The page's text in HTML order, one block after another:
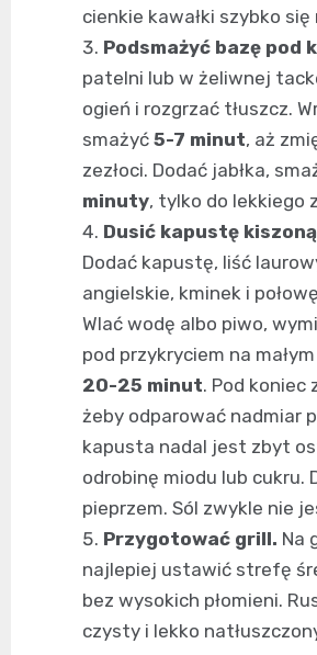
cienkie kawałki szybko się
Podsmażyć bazę pod
patelni lub w żeliwnej
ogień i rozgrzać tłuszcz.
smażyć 5-7 minut, aż
zezłoci. Dodać jabłka,
minuty, tylko do lekkiego
Dusić kapustę
Dodać kapustę, liść
angielskie, kminek i
Wlać wodę albo piwo,
pod przykryciem na
20-25 minut. Pod koniec
żeby odparować nadmiar
kapusta nadal jest zbyt
odrobinę miodu lub cukru.
pieprzem. Sól zwykle nie
Przygotować grill. Na
najlepiej ustawić strefę
bez wysokich płomieni.
czysty i lekko